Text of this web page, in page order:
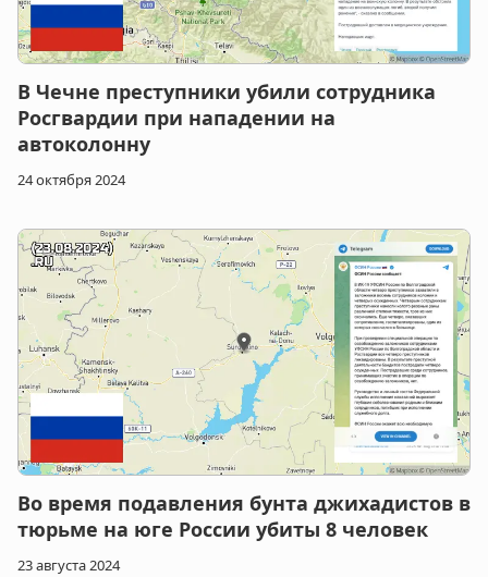
В Чечне преступники убили сотрудника
Росгвардии при нападении на
автоколонну
24 октября 2024
Во время подавления бунта джихадистов в
тюрьме на юге России убиты 8 человек
23 августа 2024